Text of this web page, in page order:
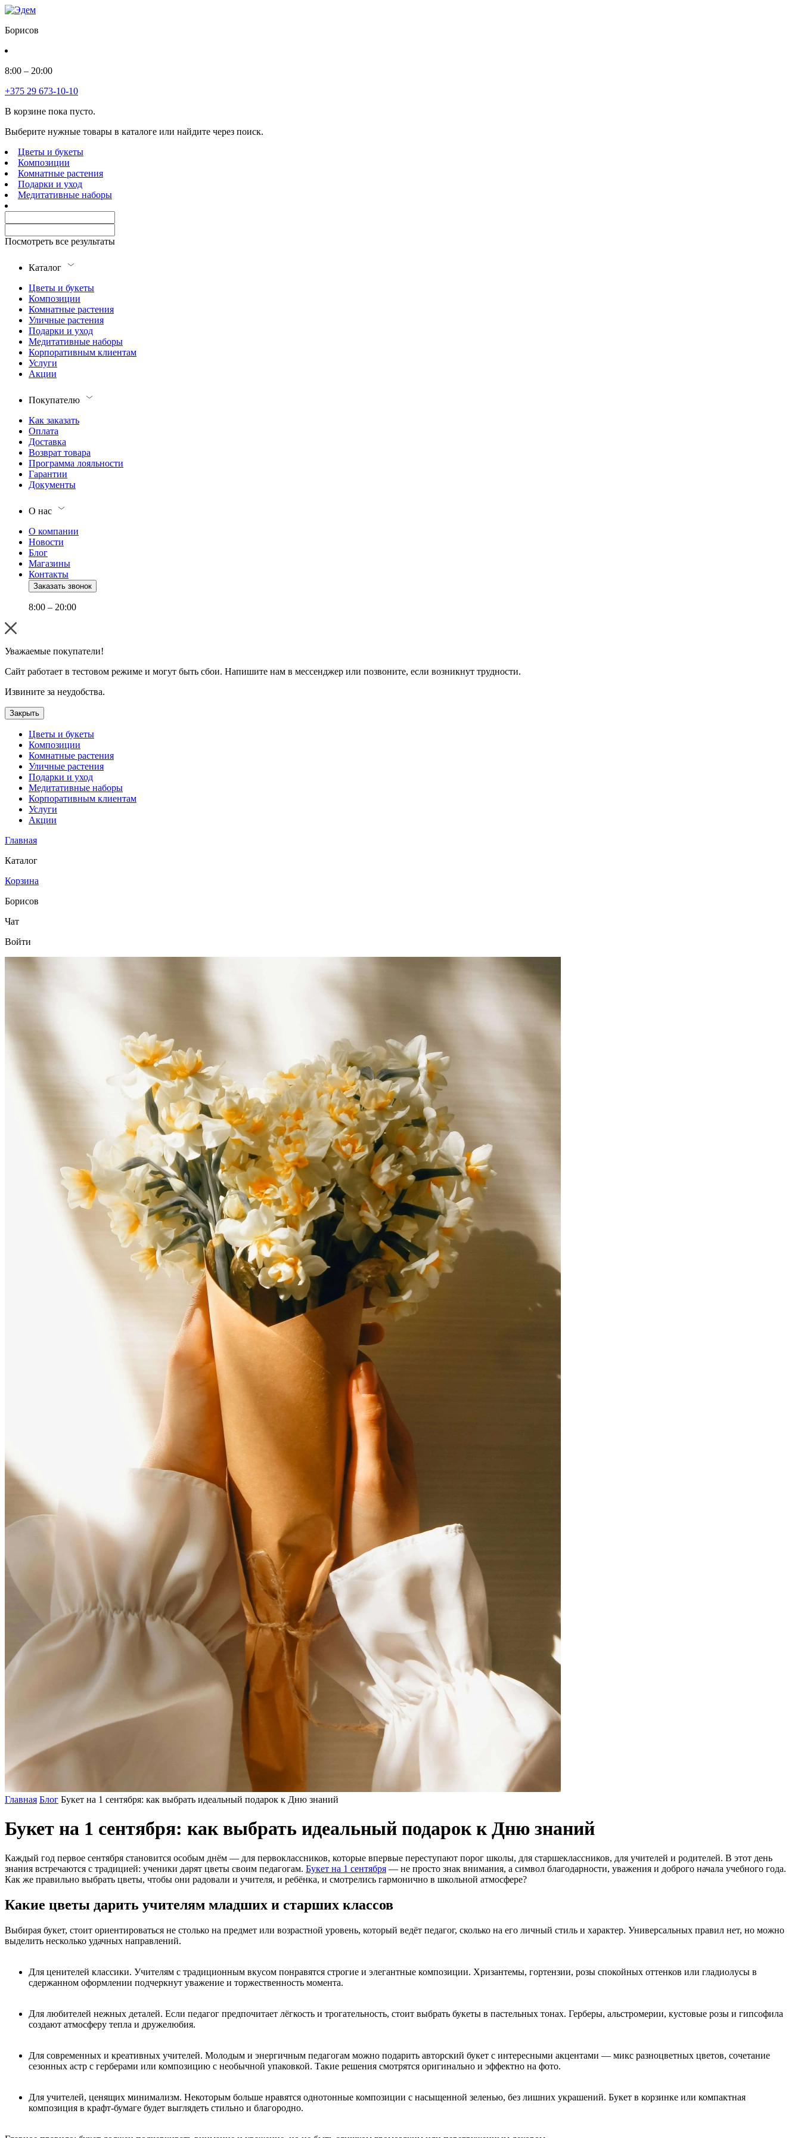
Борисов
8:00 – 20:00
+375 29 673-10-10
В корзине пока пусто.
Выберите нужные товары в каталоге или найдите через поиск.
Цветы и букеты
Композиции
Комнатные растения
Подарки и уход
Медитативные наборы
Посмотреть все результаты
Каталог
Цветы и букеты
Композиции
Комнатные растения
Уличные растения
Подарки и уход
Медитативные наборы
Корпоративным клиентам
Услуги
Акции
Покупателю
Как заказать
Оплата
Доставка
Возврат товара
Программа лояльности
Гарантии
Документы
О нас
О компании
Новости
Блог
Магазины
Контакты
Заказать звонок
8:00 – 20:00
Уважаемые покупатели!
Сайт работает в тестовом режиме и могут быть сбои. Напишите нам в мессенджер или позвоните, если возникнут трудности.
Извините за неудобства.
Закрыть
Цветы и букеты
Композиции
Комнатные растения
Уличные растения
Подарки и уход
Медитативные наборы
Корпоративным клиентам
Услуги
Акции
Главная
Каталог
Корзина
Борисов
Чат
Войти
Главная Блог Букет на 1 сентября: как выбрать идеальный подарок к Дню знаний
Букет на 1 сентября: как выбрать идеальный подарок к Дню знаний
Каждый год первое сентября становится особым днём — для первоклассников, которые впервые переступают порог школы, для старшеклассников, для учителей и родителей. В этот день
знания встречаются с традицией: ученики дарят цветы своим педагогам. Букет на 1 сентября — не просто знак внимания, а символ благодарности, уважения и доброго начала учебного года.
Как же правильно выбрать цветы, чтобы они радовали и учителя, и ребёнка, и смотрелись гармонично в школьной атмосфере?
Какие цветы дарить учителям младших и старших классов
Выбирая букет, стоит ориентироваться не столько на предмет или возрастной уровень, который ведёт педагог, сколько на его личный стиль и характер. Универсальных правил нет, но можно
выделить несколько удачных направлений.
Для ценителей классики. Учителям с традиционным вкусом понравятся строгие и элегантные композиции. Хризантемы, гортензии, розы спокойных оттенков или гладиолусы в
сдержанном оформлении подчеркнут уважение и торжественность момента.
Для любителей нежных деталей. Если педагог предпочитает лёгкость и трогательность, стоит выбрать букеты в пастельных тонах. Герберы, альстромерии, кустовые розы и гипсофила
создают атмосферу тепла и дружелюбия.
Для современных и креативных учителей. Молодым и энергичным педагогам можно подарить авторский букет с интересными акцентами — микс разноцветных цветов, сочетание
сезонных астр с герберами или композицию с необычной упаковкой. Такие решения смотрятся оригинально и эффектно на фото.
Для учителей, ценящих минимализм. Некоторым больше нравятся однотонные композиции с насыщенной зеленью, без лишних украшений. Букет в корзинке или компактная
композиция в крафт-бумаге будет выглядеть стильно и благородно.